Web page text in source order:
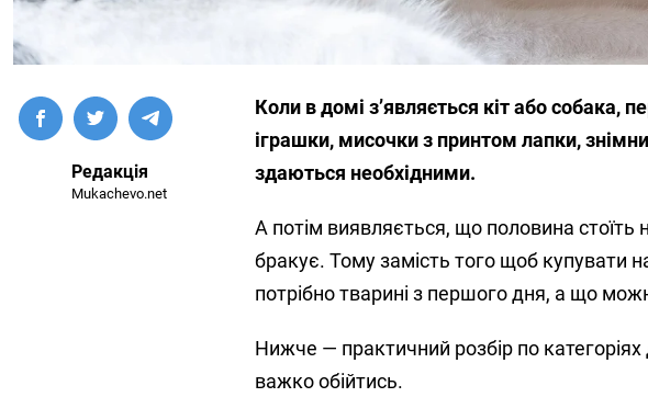
Редакція
Mukachevo.net
Коли в домі з’являється кіт або собака,
іграшки, мисочки з принтом лапки,
здаються необхідними.
А потім виявляється, що половина
бракує. Тому замість того щоб купувати
потрібно тварині з першого дня, а що
Нижче — практичний розбір по категоріях
важко обійтись.